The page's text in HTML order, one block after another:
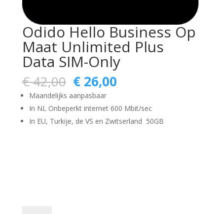
Odido Hello Business Op
Maat Unlimited Plus
Data SIM-Only
€42,00 Oorspronkelijke
prijs
was:
€ 42,00.
€26,00Huidige
is:
€ 26,00.
Maandelijks aanpasbaar
In NL Onbeperkt internet 600 Mbit/sec
In EU, Turkije, de VS en Zwitserland 50GB